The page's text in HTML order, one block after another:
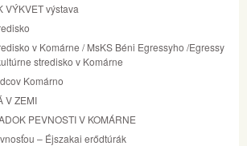
VÝKVET výstava
v Komárne / MsKS Béni Egressyho /Egressy
stredisko v Komárne
Komárno
V ZEMI
PEVNOSTI V KOMÁRNE
– Éjszakai erődtúrák